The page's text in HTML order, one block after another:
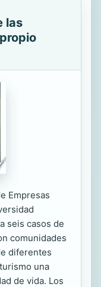
las
Empresas
seis casos de
comunidades
diferentes
una
de vida. Los